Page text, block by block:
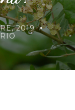
2019
EN
¿QUÉ
ES
LA
HENNA?